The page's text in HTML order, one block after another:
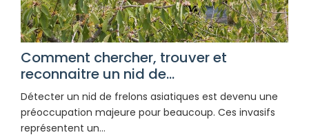
Comment chercher, trouver et
reconnaitre un nid de...
Détecter un nid de frelons asiatiques est devenu une
préoccupation majeure pour beaucoup. Ces invasifs
représentent un…